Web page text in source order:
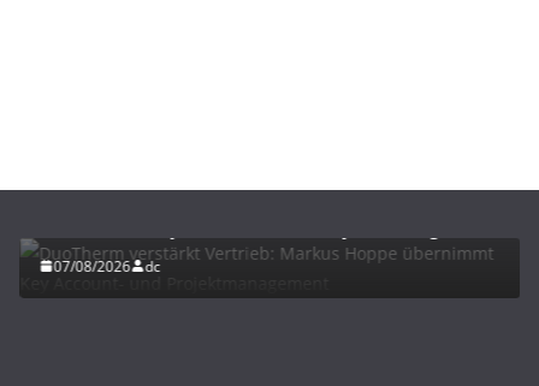
07/08/2026 dc